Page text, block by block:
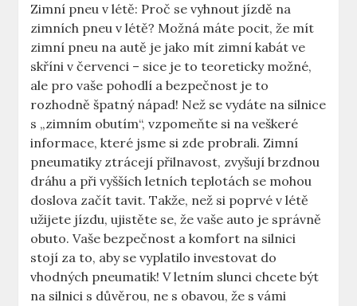
Zimní pneu v létě: Proč se vyhnout jízdě na
zimních pneu v létě? Možná máte pocit, že mít
zimní pneu na autě je jako mít zimní kabát ve
skříni v červenci – sice je to teoreticky možné,
ale pro vaše pohodlí a bezpečnost je to
rozhodně špatný nápad! Než se vydáte na silnice
s „zimním obutím“, vzpomeňte si na veškeré
informace, které jsme si zde probrali. Zimní
pneumatiky ztrácejí přilnavost, zvyšují brzdnou
dráhu a při vyšších letních teplotách se mohou
doslova začít tavit. Takže, než si poprvé v létě
užijete jízdu, ujistěte se, že vaše auto je správně
obuto. Vaše bezpečnost a komfort na silnici
stojí za to, aby se vyplatilo investovat do
vhodných pneumatik! V letním slunci chcete být
na silnici s důvěrou, ne s obavou, že s vámi